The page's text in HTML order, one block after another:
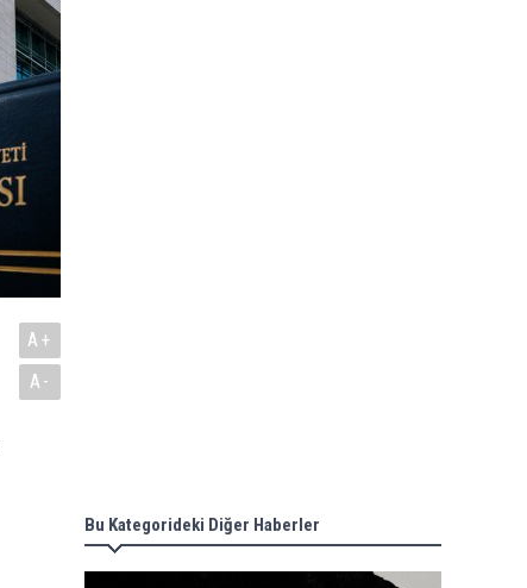
A+
A-
Bu Kategorideki Diğer Haberler